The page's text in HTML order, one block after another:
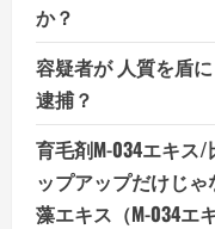
か？
容疑者が 人質を盾
逮捕？
育毛剤M-034エキス
ップアップだけじ
藻エキス（M-034エ